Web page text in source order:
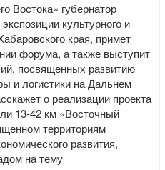
Востока» губернатор
культурного и
края, примет
форума, а также выступит
посвященных развитию
и логистики на Дальнем
о реализации проекта
13-42 км «Восточный
территориям
развития,
на тему